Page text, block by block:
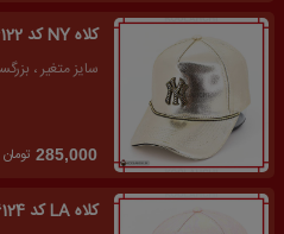
کلاه NY کد 36122
سایز متغیر ،
285,000 تومان
کلاه LA کد 36124